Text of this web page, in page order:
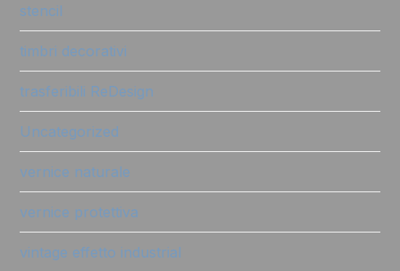
stencil
timbri decorativi
trasferibili ReDesign
Uncategorized
vernice naturale
vernice protettiva
vintage effetto industrial